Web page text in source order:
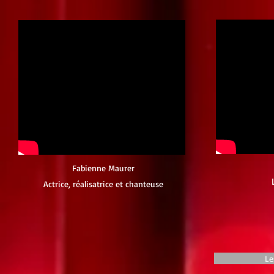
Fabienne Maurer
Actrice, réalisatrice et chanteuse